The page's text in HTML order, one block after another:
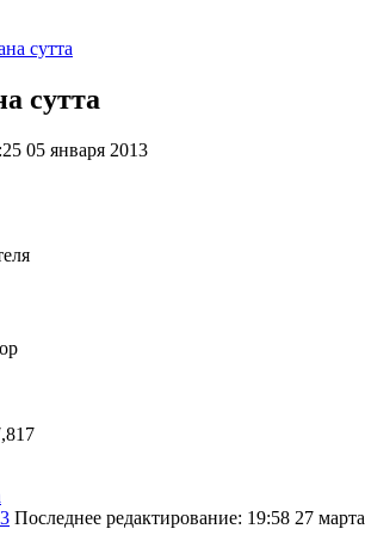
сутта
сутта
05 января 2013
Последнее редактирование: 19:58 27